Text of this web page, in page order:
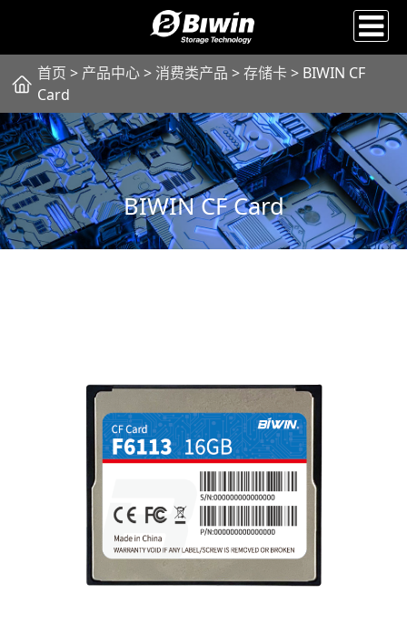
首页 > 产品中心> 消费类产品 >存储卡> BIWIN CF
Card
BIWIN CF Card